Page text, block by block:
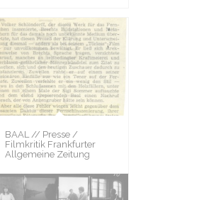
BAAL // Presse /
Filmkritik Frankfurter
Allgemeine Zeitung